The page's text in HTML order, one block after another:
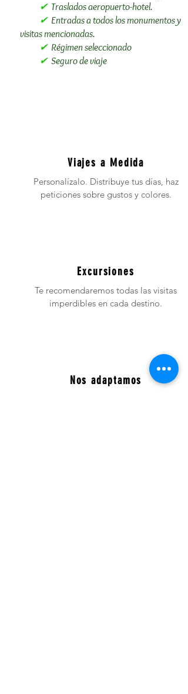
✔ Traslados aeropuerto-hotel.
✔ Entradas a todos los monumentos y
visitas mencionadas.
✔ Régimen seleccionado
✔ Seguro de viaje
Viajes a Medida
Personalízalo. Distribuye tus días, haz
peticiones sobre gustos y colores.
Excursiones
Te recomendaremos todas las visitas
imperdibles en cada destino.
Nos adaptamos